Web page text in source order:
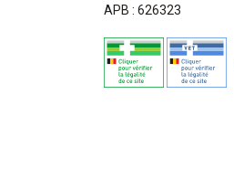
APB : 626323